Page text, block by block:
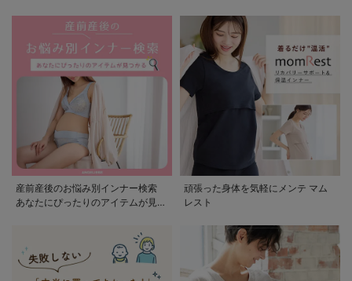
産前産後のお悩み別インナー検索
あなたにぴったりのアイテムが見つ
頑張った身体を気軽にメンテ マム
レスト